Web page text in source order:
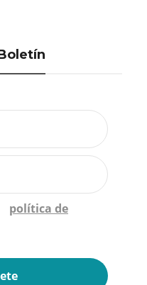
política de